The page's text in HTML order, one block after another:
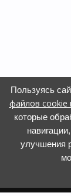
Пользуясь
файлов cookie
которые
улучшения